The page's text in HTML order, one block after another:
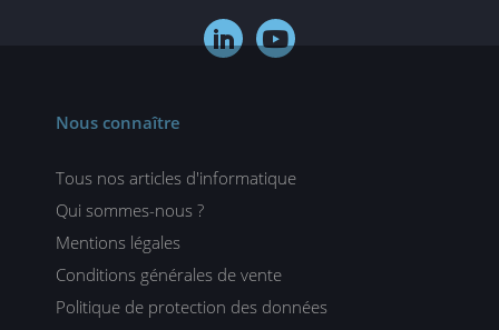
 
Nous connaître
Tous nos articles d'informatique
Qui sommes-nous ?
Mentions légales
Conditions générales de vente
Politique de protection des données